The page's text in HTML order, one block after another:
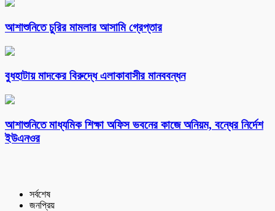
আশাশুনিতে চুরির মামলার আসামি গ্রেপ্তার
বুধহাটায় মাদকের বিরুদ্ধে এলাকাবাসীর মানববন্ধন
আশাশুনিতে মাধ্যমিক শিক্ষা অফিস ভবনের কাজে অনিয়ম, বন্ধের নির্দেশ
ইউএনওর
সর্বশেষ
জনপ্রিয়